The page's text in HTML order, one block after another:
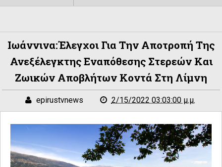
Ιωάννινα:Έλεγχοι Για Την Αποτροπή Της
Ανεξέλεγκτης Εναπόθεσης Στερεών Και
Ζωικών Αποβλήτων Κοντά Στη Λίμνη
epirustvnews 2/15/2022 03:03:00 μ.μ.